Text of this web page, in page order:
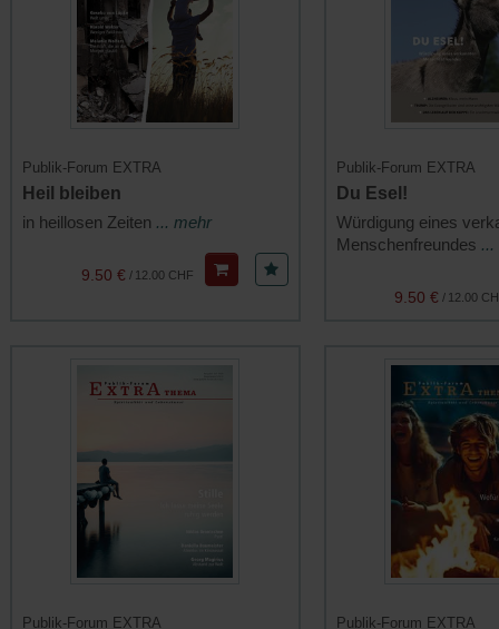
Publik-Forum EXTRA
Heil bleiben
in heillosen Zeiten ... mehr
12.00 CHF
/
9.50 €
Publik-Forum EXTRA
Du Esel!
Würdigung eines
Menschenfreundes ...
12.00
/
9.50 €
Publik-Forum EXTRA Publik-Forum EXTRA